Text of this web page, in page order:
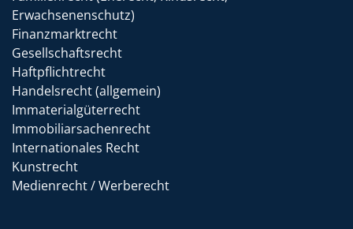
Erwachsenenschutz)
Finanzmarktrecht
Gesellschaftsrecht
Haftpflichtrecht
Handelsrecht (allgemein)
Immaterialgüterrecht
Immobiliarsachenrecht
Internationales Recht
Kunstrecht
Medienrecht / Werberecht